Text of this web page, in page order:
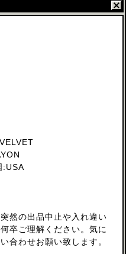
:USA
然の出品中止や入れ違い
卒ご理解ください。気に
合わせお願い致します。